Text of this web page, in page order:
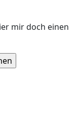
mir doch einen